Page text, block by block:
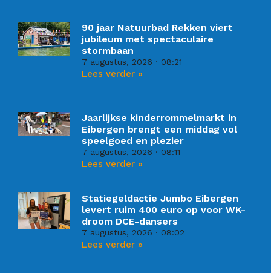
90 jaar Natuurbad Rekken viert
jubileum met spectaculaire
stormbaan
7 augustus, 2026 08:21
Lees verder »
Jaarlijkse kinderrommelmarkt in
Eibergen brengt een middag vol
speelgoed en plezier
7 augustus, 2026 08:11
Lees verder »
Statiegeldactie Jumbo Eibergen
levert ruim 400 euro op voor WK-
droom DCE-dansers
7 augustus, 2026 08:02
Lees verder »